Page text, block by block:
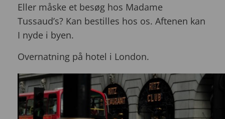
Eller måske et besøg hos Madame
Tussaud’s? Kan bestilles hos os. Aftenen kan
I nyde i byen.
Overnatning på hotel i London.